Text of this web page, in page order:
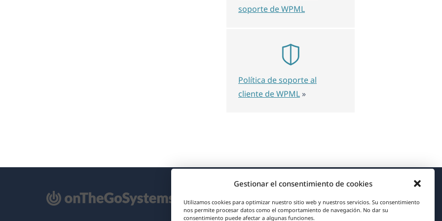
Gestionar el consentimiento de cookies
Utilizamos cookies para optimizar nuestro sitio web y nuestros servicios. Su consentimiento
nos permite procesar datos como el comportamiento de navegación. No dar su
consentimiento puede afectar a algunas funciones.
soporte de WPML
Política de soporte al
cliente de WPML »
Acerca de WPML
RGPD y Política de Privacidad